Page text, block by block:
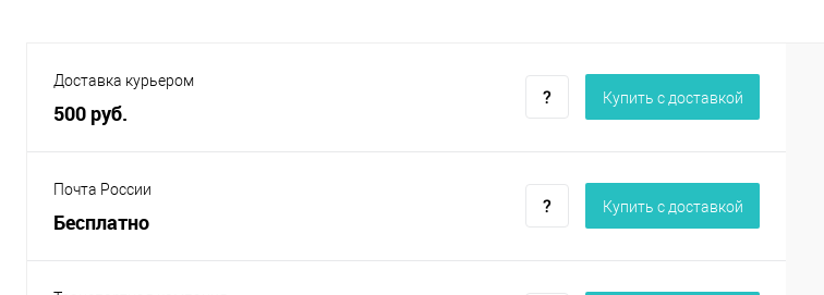
Доставка курьером
500 руб.
Купить c доставкой
Почта России
Бесплатно
Купить c доставкой